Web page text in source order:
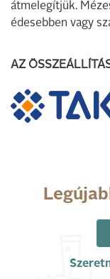
átmelegítjük.
édesebben vagy
AZ